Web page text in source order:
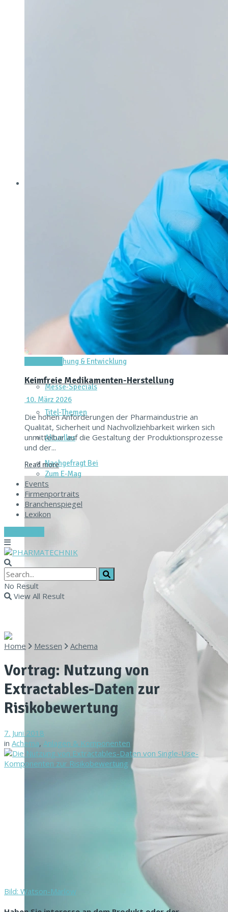
Dienstleistungen & Services
Messtechnik & Analytik
Prozessautomatisierung & Digitalisierung
Reinraum & Hygienic Design
Verpacken & Kennzeichnen
Forschung & Entwicklung
Messe-Specials
Titel-Themen
Aktuelles
Nachgefragt Bei
Keimfreie Medikamenten-Herstellung
10. März 2026
Die hohen Anforderungen der Pharmaindustrie an
Qualität, Sicherheit und Nachvollziehbarkeit wirken sich
unmittelbar auf die Gestaltung der Produktionsprozesse
und der...
Read more
Zum E‑Mag
Events
Firmenportraits
Branchenspiegel
Lexikon
No Result
View All Result
Home Messen Achema
Vortrag: Nutzung von
Extractables-Daten zur
Risikobewertung
7. Juni 2018
in Achema, Anlagen & Komponenten
Bild: Watson-Marlow